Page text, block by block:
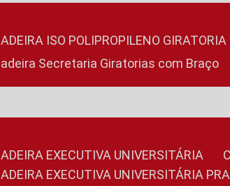
CADEIRA ISO POLIPROPILENO
Cadeira Secretaria Giratorias com Braço
CADEIRA EXECUTIVA UNIVERSITÁRIA
CADEIRA EXECUTIVA UNIVERSITÁRIA